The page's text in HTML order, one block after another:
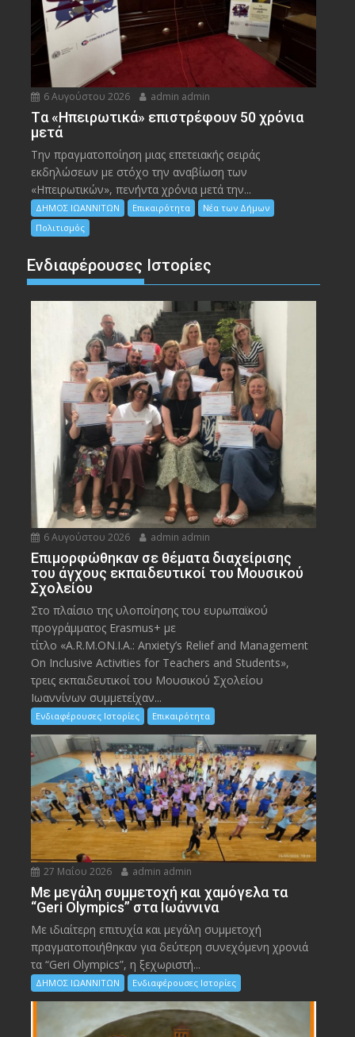
6 Αυγούστου 2026 admin admin
Tα «Ηπειρωτικά» επιστρέφουν 50 χρόνια
μετά
Την πραγματοποίηση μιας επετειακής σειράς
εκδηλώσεων με στόχο την αναβίωση των
«Ηπειρωτικών», πενήντα χρόνια μετά την...
ΔΗΜΟΣ ΙΩΑΝΝΙΤΩΝ Επικαιρότητα
Νέα των Δήμων
Πολιτισμός
Ενδιαφέρουσες Ιστορίες
6 Αυγούστου 2026 admin admin
Eπιμορφώθηκαν σε θέματα διαχείρισης
του άγχους εκπαιδευτικοί του Μουσικού
Σχολείου
Στο πλαίσιο της υλοποίησης του ευρωπαϊκού
προγράμματος Erasmus+ με
τίτλο «A.R.M.ON.I.A.: Anxiety’s Relief and Management
On Inclusive Activities for Teachers and Students»,
τρεις εκπαιδευτικοί του Μουσικού Σχολείου
Ιωαννίνων συμμετείχαν...
Ενδιαφέρουσες Ιστορίες Επικαιρότητα
27 Μαΐου 2026 admin admin
Με μεγάλη συμμετοχή και χαμόγελα τα
“Geri Olympics” στα Ιωάννινα
Με ιδιαίτερη επιτυχία και μεγάλη συμμετοχή
πραγματοποιήθηκαν για δεύτερη συνεχόμενη χρονιά
τα “Geri Olympics”, η ξεχωριστή...
ΔΗΜΟΣ ΙΩΑΝΝΙΤΩΝ Ενδιαφέρουσες Ιστορίες